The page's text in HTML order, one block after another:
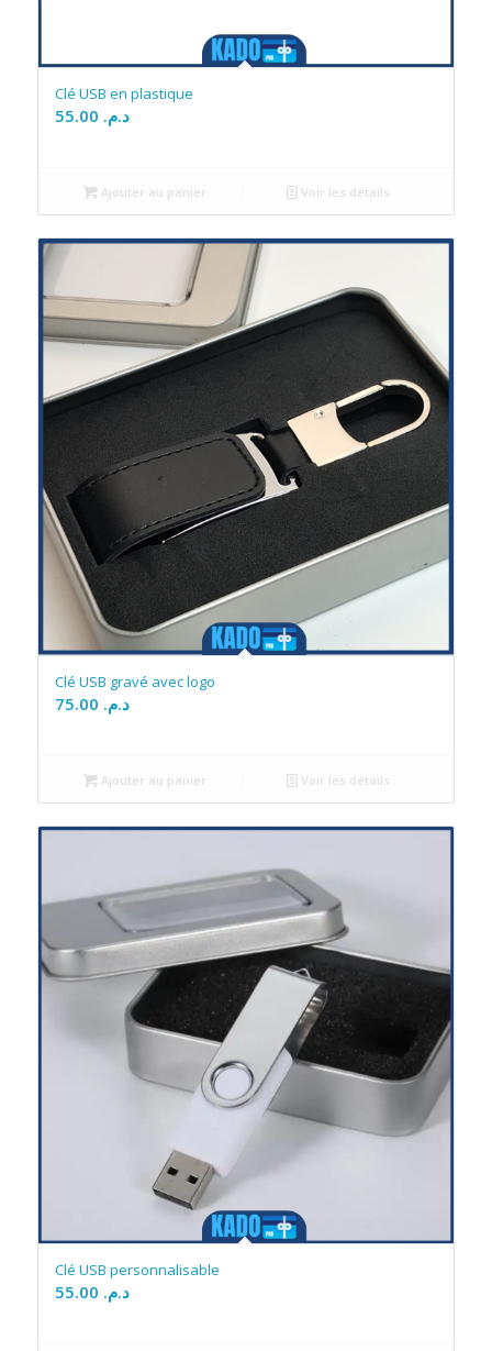
Clé USB en plastique
د.م.
Ajouter au panier Voir les détails
Clé USB gravé avec logo
د.م.
Ajouter au panier Voir les détails
Clé USB personnalisable
د.م.